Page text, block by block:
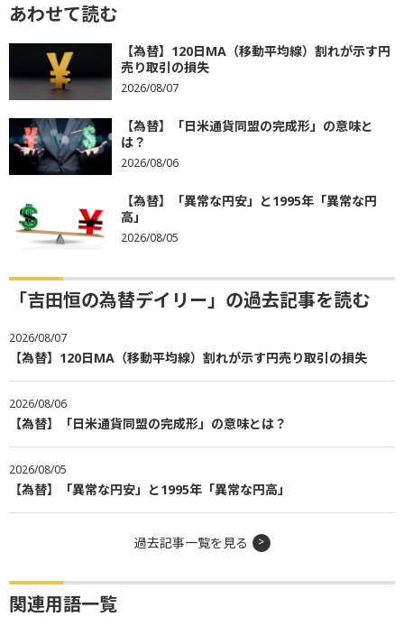
あわせて読む
【為替】120日MA（移動平均線）割れが示す円
売り取引の損失
2026/08/07
【為替】「日米通貨同盟の完成形」の意味と
は？
2026/08/06
【為替】「異常な円安」と1995年「異常な円
高」
2026/08/05
「吉田恒の為替デイリー」の過去記事を読む
2026/08/07
【為替】120日MA（移動平均線）割れが示す円売り取引の損失
2026/08/06
【為替】「日米通貨同盟の完成形」の意味とは？
2026/08/05
【為替】「異常な円安」と1995年「異常な円高」
過去記事一覧を見る
関連用語一覧